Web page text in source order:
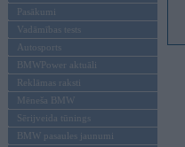
Pasākumi
Vadāmības tests
Autosports
BMWPower aktuāli
Reklāmas raksti
Mēneša BMW
Sērijveida tūnings
BMW pasaules jaunumi